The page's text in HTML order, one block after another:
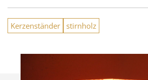
Kerzenständer stirnholz